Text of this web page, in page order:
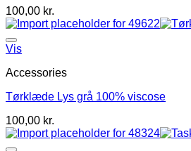
100,00 kr.
Vis
Accessories
Tørklæde Lys grå 100% viscose
100,00 kr.